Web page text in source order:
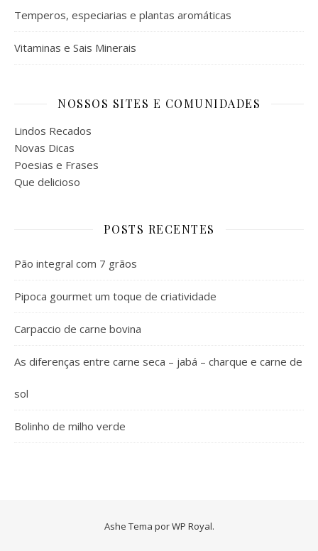
Temperos, especiarias e plantas aromáticas
Vitaminas e Sais Minerais
NOSSOS SITES E COMUNIDADES
Lindos Recados
Novas Dicas
Poesias e Frases
Que delicioso
POSTS RECENTES
Pão integral com 7 grãos
Pipoca gourmet um toque de criatividade
Carpaccio de carne bovina
As diferenças entre carne seca – jabá – charque e carne de
sol
Bolinho de milho verde
Ashe Tema porWP Royal.